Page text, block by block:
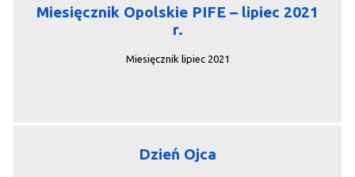
Miesięcznik Opolskie PIFE – lipiec 2021
r.
Miesięcznik lipiec 2021
Dzień Ojca